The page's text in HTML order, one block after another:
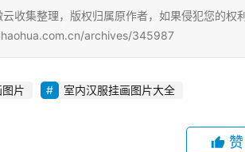
收集整理，版权归属原作者，如果侵犯您的权
archives/345987
片 室内汉服挂画图片大全
赞